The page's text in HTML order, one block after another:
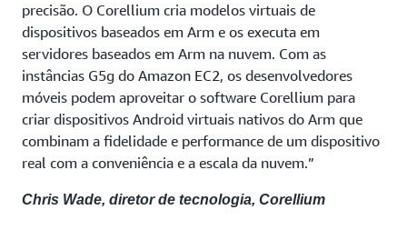
precisão. O Corellium cria modelos virtuais de
dispositivos baseados em Arm e os executa em
servidores baseados em Arm na nuvem. Com as
instâncias G5g do Amazon EC2, os desenvolvedores
móveis podem aproveitar o software Corellium para
criar dispositivos Android virtuais nativos do Arm que
combinam a fidelidade e performance de um dispositivo
real com a conveniência e a escala da nuvem.”
Chris Wade, diretor de tecnologia, Corellium